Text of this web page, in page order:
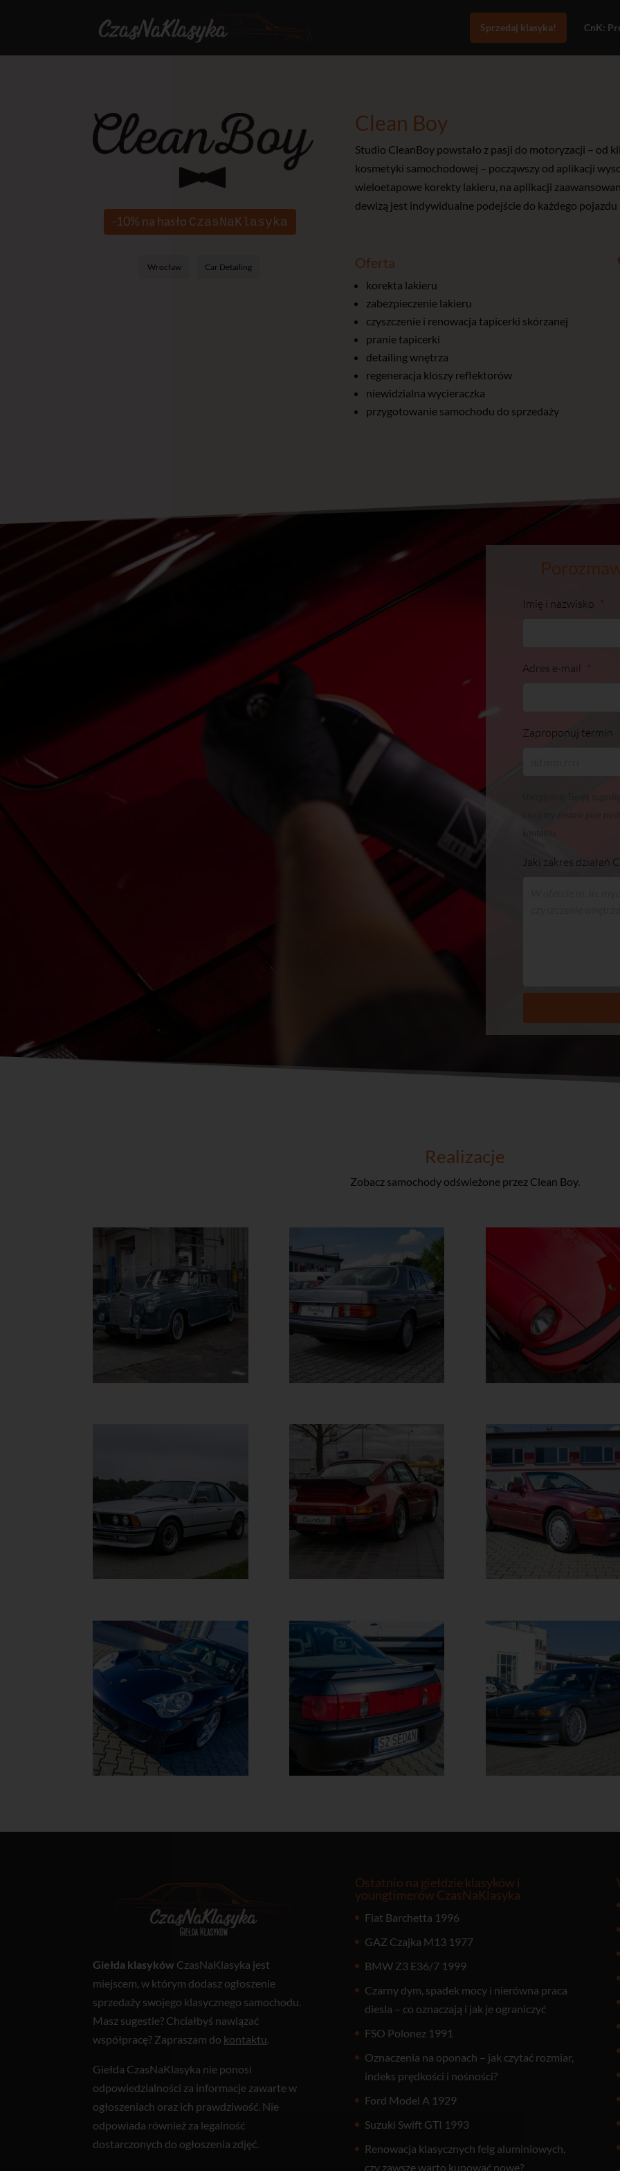
Sprzedaj klasyka! CnK:
-10% na hasło CzasNaKlasyka
Wrocław Car Detailing
Clean Boy
Studio CleanBoy powstało z pasji do motoryzacji – od
kosmetyki samochodowej – począwszy od aplikacji
wieloetapowe korekty lakieru, na aplikacji
dewizą jest indywidualne podejście do każdego
Oferta
korekta lakieru
zabezpieczenie lakieru
czyszczenie i renowacja tapicerki skórzanej
pranie tapicerki
detailing wnętrza
regeneracja kloszy reflektorów
niewidzialna wycieraczka
przygotowanie samochodu do sprzedaży
Imię i nazwisko *
Adres e-mail *
Zaproponuj termin
Jaki zakres działań
Realizacje
Zobacz samochody odświeżone przez Clean Boy.
Giełda klasyków CzasNaKlasyka jest
miejscem, w którym dodasz ogłoszenie
sprzedaży swojego klasycznego samochodu.
Masz sugestie? Chciałbyś nawiązać
współpracę? Zapraszam do kontaktu.
Giełda CzasNaKlasyka nie ponosi
odpowiedzialności za informacje zawarte w
ogłoszeniach oraz ich prawdziwość. Nie
odpowiada również za legalność
dostarczonych do ogłoszenia zdjęć.
Ostatnio na giełdzie klasyków i
youngtimerów CzasNaKlasyka
Fiat Barchetta 1996
GAZ Czajka M13 1977
BMW Z3 E36/7 1999
Czarny dym, spadek mocy i nierówna praca
diesla – co oznaczają i jak je ograniczyć
FSO Polonez 1991
Oznaczenia na oponach – jak czytać rozmiar,
indeks prędkości i nośności?
Ford Model A 1929
Suzuki Swift GTI 1993
Renowacja klasycznych felg aluminiowych,
czy zawsze warto kupować nowe?